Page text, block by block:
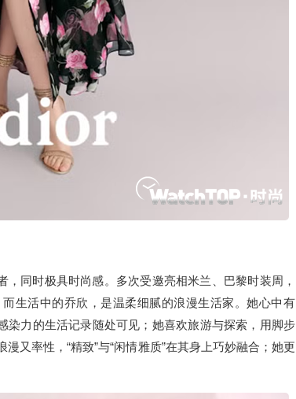
同时极具时尚感。多次受邀亮相米兰、巴黎时装周，
生活中的乔欣，是温柔细腻的浪漫生活家。她心中有
力的生活记录随处可见；她喜欢旅游与探索，用脚步
又率性，“精致”与“闲情雅质”在其身上巧妙融合；她更